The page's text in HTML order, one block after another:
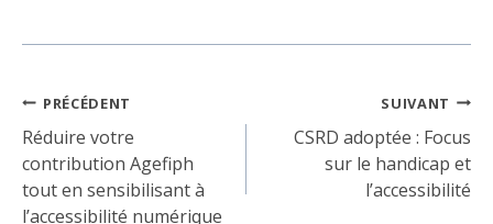
Navigation
de
l’article
PRÉCÉDENT
Réduire votre
contribution Agefiph
tout en sensibilisant à
l’accessibilité numérique
SUIVANT
CSRD adoptée : Focus
sur le handicap et
l’accessibilité